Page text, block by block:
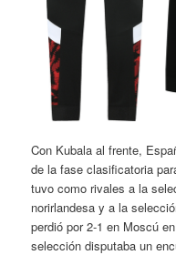
Con Kubala al frente,
de la fase clasificatoria
tuvo como rivales a la
norirlandesa y a la
perdió por 2-1 en Moscú
selección disputaba un